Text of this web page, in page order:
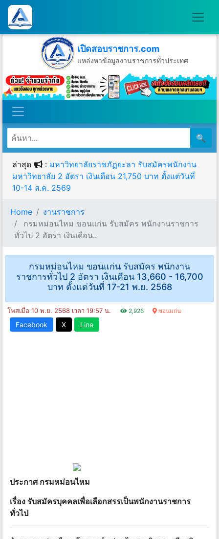
เปิดสอบราชการ.com
แหล่งหาข้อมูลงานราชการทั่วประเทศ
วันพฤหัสบดีที่ 6 เดือนสิงหาคม พ.ศ.2569
🔍
ล่าสุด : มหาวิทยาลัยราชภัฏยะลา รับสมัครพนักงาน
มหาวิทยาลัย 2 อัตรา เงินเดือน 21,750 บาท ตั้งแต่วันที่
10-14 ส.ค. 2569
Home
งานราชการ
กรมหม่อนไหม ขอนแก่น รับสมัคร พนักงานราชการ
ทั่วไป 2 อัตรา เงินเดือน..
กรมหม่อนไหม ขอนแก่น รับสมัคร พนักงาน
ราชการทั่วไป 2 อัตรา เงินเดือน 13,660 - 16,700
บาท ตั้งแต่วันที่ 17-21 พ.ย. 2568
โพสเมื่อ 10 พ.ย. 2568 เวลา 19:57 น. 2,926 ขอนแก่น
Facebook X Line
ประกาศ กรมหม่อนไหม
เรื่อง รับสมัครบุคคลเพื่อเลือกสรรเป็นพนักงานราชการ
ทั่วไป